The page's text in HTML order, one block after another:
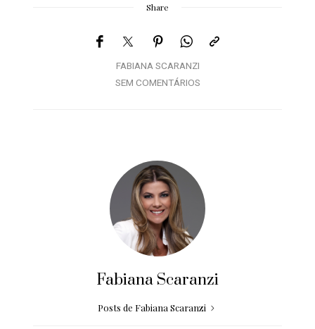
Share
FABIANA SCARANZI
SEM COMENTÁRIOS
Fabiana Scaranzi
Posts de Fabiana Scaranzi